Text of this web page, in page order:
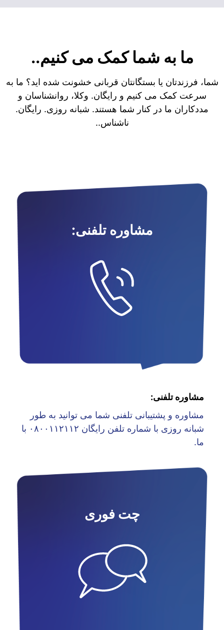
ما به شما کمک می کنیم..
شما، فرزندتان یا بستگانتان قربانی خشونت شده اید؟ ما به
سرعت کمک می کنیم و رایگان. وکلا، روانشناسان و
مددکاران ما در کنار شما هستند. شبانه روزی. رایگان.
ناشناس..
مشاوره تلفنی:
مشاوره تلفنی:
مشاوره و پشتیبانی تلفنی شما می توانید به طور
شبانه روزی با شماره تلفن رایگان ۰۸۰۰۱۱۲۱۱۲ با
ما.
چت فوری